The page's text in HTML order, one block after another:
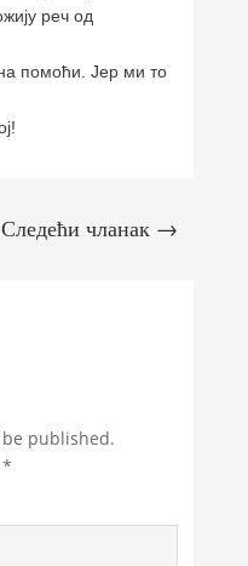
реч од
помоћи. Јер ми то
Следећи чланак→
published.
*